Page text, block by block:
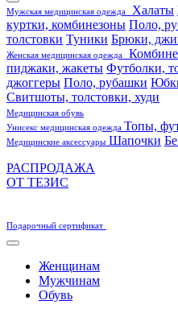
Мужская медицинская одежда Халаты
куртки, комбинезоны Поло,
толстовки Туники Брюки,
Женская медицинская одежда
пиджаки, жакеты Футболки,
джоггеры Поло, рубашки
Свитшоты, толстовки, худи
Медицинская обувь
Унисекс медицинская одежда Топы,
Медицинские аксессуары Шапочки
РАСПРОДАЖА
ОТ ТЕЗИС
Подарочный сертификат
Женщинам
Мужчинам
Обувь